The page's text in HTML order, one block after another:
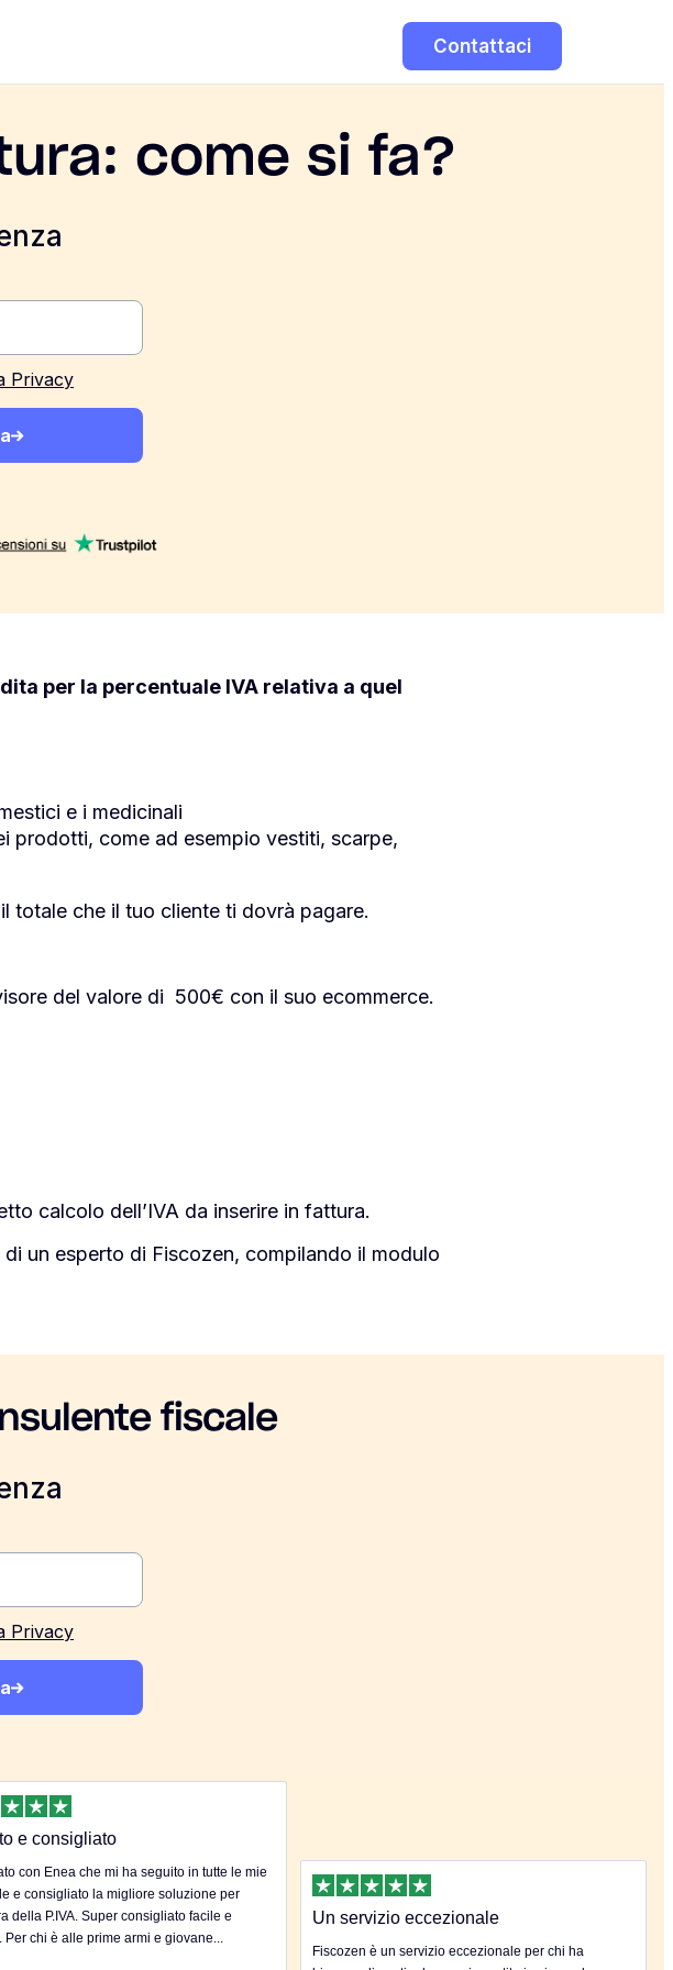
Contattaci
come si fa?
Privacy
per la percentuale IVA relativa a quel
e i medicinali
prodotti, come ad esempio vestiti, scarpe,
totale che il tuo cliente ti dovrà pagare.
del valore di 500€ con il suo ecommerce.
calcolo dell’IVA da inserire in fattura.
un esperto di Fiscozen, compilando il modulo
fiscale
Privacy
e consigliato
con Enea che mi ha seguito in tutte le mie
e consigliato la migliore soluzione per
della P.IVA. Super consigliato facile e
Per chi è alle prime armi e giovane...
Un servizio eccezionale
Fiscozen è un servizio eccezionale per chi ha